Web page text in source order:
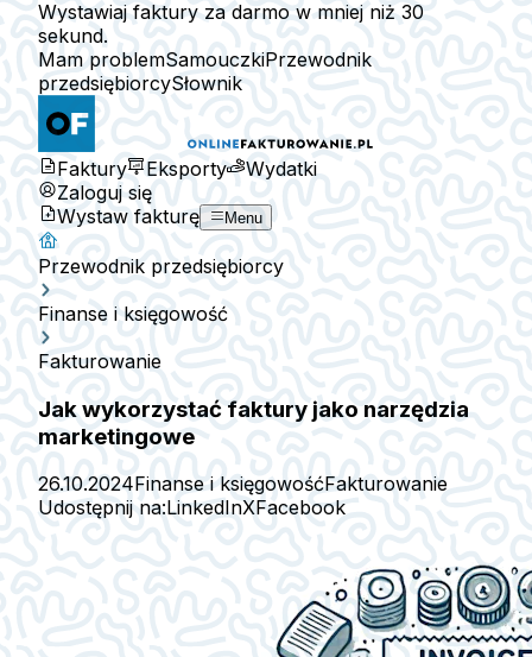
Wystawiaj faktury za darmo w mniej niż 30
sekund.
Mam problemSamouczkiPrzewodnik
przedsiębiorcySłownik
Faktury Eksporty
Wydatki
Zaloguj się
Wystaw fakturę
Menu
Przewodnik przedsiębiorcy
Finanse i księgowość
Fakturowanie
Jak wykorzystać faktury jako narzędzia
marketingowe
26.10.2024Finanse i księgowośćFakturowanie
Udostępnij na:LinkedInXFacebook